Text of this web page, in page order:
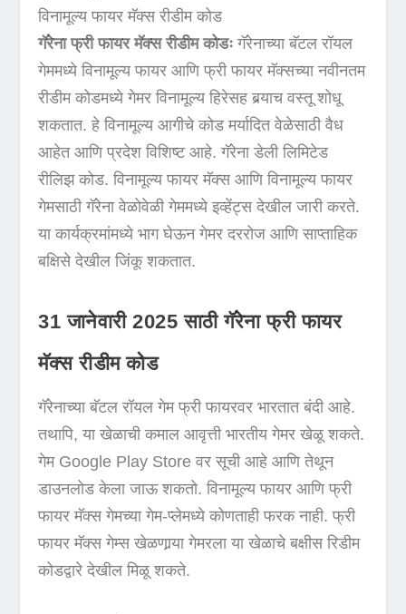
विनामूल्य फायर मॅक्स रीडीम कोड
गॅरेना फ्री फायर मॅक्स रीडीम कोडः गॅरेनाच्या बॅटल रॉयल
गेममध्ये विनामूल्य फायर आणि फ्री फायर मॅक्सच्या नवीनतम
रीडीम कोडमध्ये गेमर विनामूल्य हिरेसह बर्‍याच वस्तू शोधू
शकतात. हे विनामूल्य आगीचे कोड मर्यादित वेळेसाठी वैध
आहेत आणि प्रदेश विशिष्ट आहे. गॅरेना डेली लिमिटेड
रीलिझ कोड. विनामूल्य फायर मॅक्स आणि विनामूल्य फायर
गेमसाठी गॅरेना वेळोवेळी गेममध्ये इव्हेंट्स देखील जारी करते.
या कार्यक्रमांमध्ये भाग घेऊन गेमर दररोज आणि साप्ताहिक
बक्षिसे देखील जिंकू शकतात.
31 जानेवारी 2025 साठी गॅरेना फ्री फायर
मॅक्स रीडीम कोड
गॅरेनाच्या बॅटल रॉयल गेम फ्री फायरवर भारतात बंदी आहे.
तथापि, या खेळाची कमाल आवृत्ती भारतीय गेमर खेळू शकते.
गेम Google Play Store वर सूची आहे आणि तेथून
डाउनलोड केला जाऊ शकतो. विनामूल्य फायर आणि फ्री
फायर मॅक्स गेमच्या गेम-प्लेमध्ये कोणताही फरक नाही. फ्री
फायर मॅक्स गेम्स खेळणार्‍या गेमरला या खेळाचे बक्षीस रिडीम
कोडद्वारे देखील मिळू शकते.